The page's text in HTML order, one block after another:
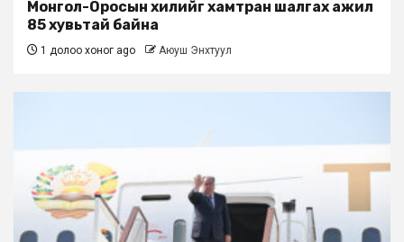
Монгол-Оросын хилийг хамтран шалгах ажил
85 хувьтай байна
1 долоо хоног ago Аюуш Энхтуул